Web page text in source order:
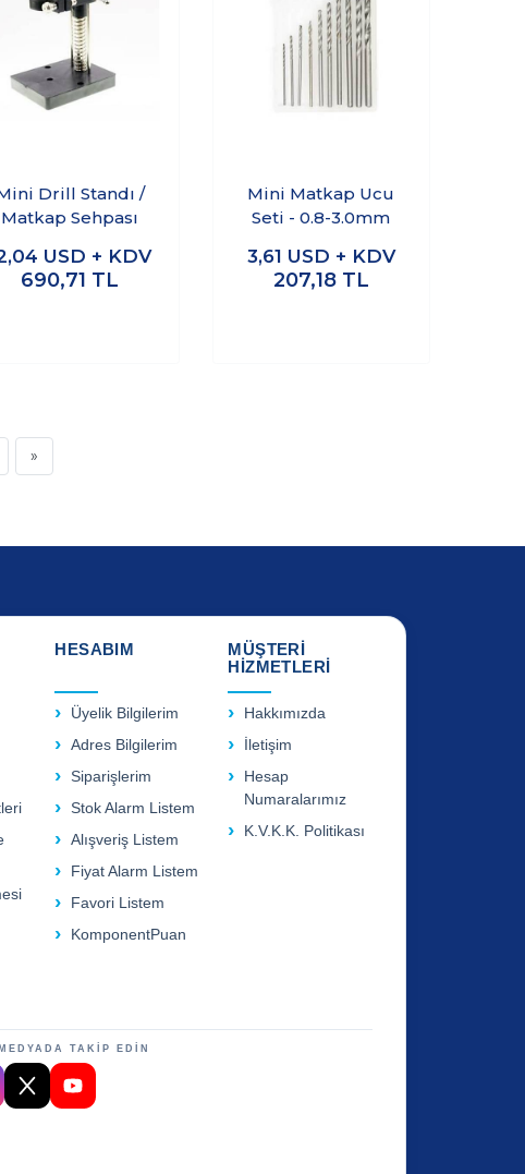
Drill Standı /
Matkap Sehpası
USD + KDV
690,71 TL
Mini Matkap Ucu
Seti - 0.8-3.0mm
3,61 USD + KDV
207,18 TL
»
HESABIM
Üyelik Bilgilerim
Adres Bilgilerim
Siparişlerim
Stok Alarm Listem
Alışveriş Listem
Fiyat Alarm Listem
Favori Listem
KomponentPuan
MÜŞTERİ
HİZMETLERİ
Hakkımızda
İletişim
Hesap
Numaralarımız
K.V.K.K. Politikası
TAKİP EDİN